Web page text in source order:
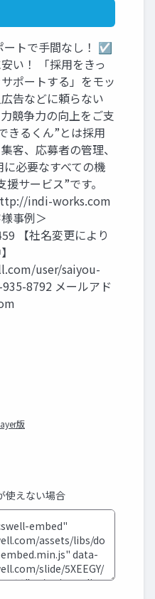
トで手間なし！ ☑
い！ 「採用をきっ
ポートする」をモッ
告などに頼らない
競争力の向上をご支
きるくん”とは採用
客、応募者の管理、
必要なすべての機
サービス”です。
indi-works.com
事例＞
【社名変更により
user/saiyou-
8792 メールアド
版
使えない場合